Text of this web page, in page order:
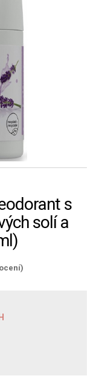
s
solí a